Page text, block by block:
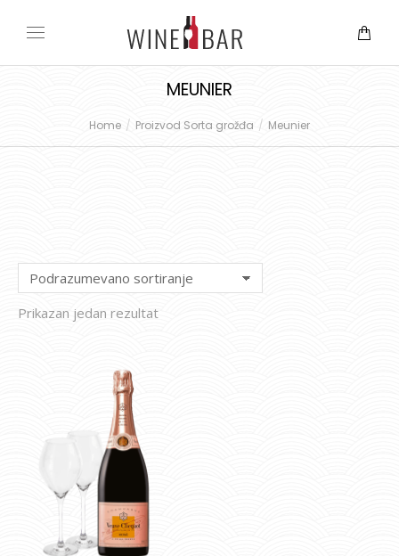
MEUNIER
You are here:
Home Proizvod Sorta grožđa Meunier
Prikazan jedan rezultat